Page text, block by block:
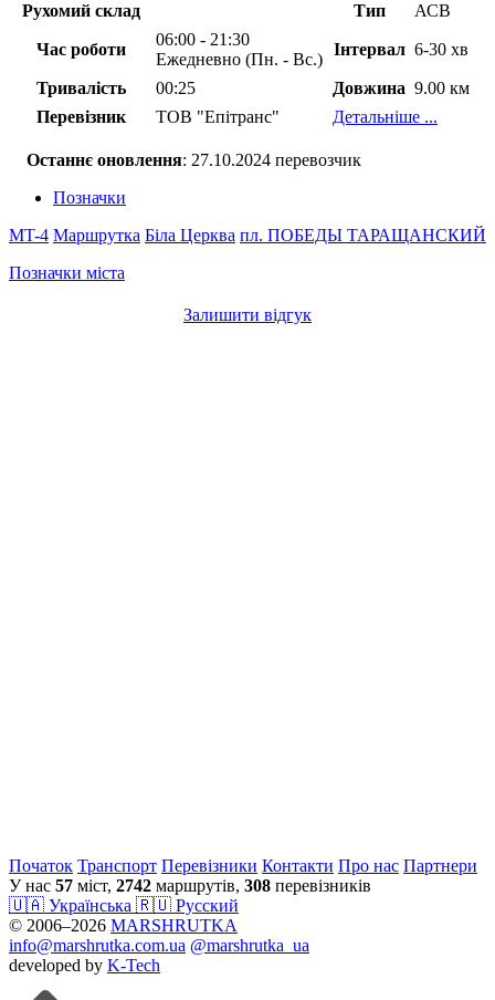
Рухомий склад Тип АСВ
Час роботи
06:00 - 21:30
Ежедневно (Пн. - Вс.)
Інтервал 6-30 хв
Тривалість 00:25 Довжина 9.00 км
Перевізник
ТОВ "Епітранс" Детальніше ...
Останнє оновлення: 27.10.2024 перевозчик
Позначки
MT-4 Маршрутка Біла Церква пл. ПОБЕДЫ ТАРАЩАНСКИЙ
Позначки міста
Залишити відгук
Початок Транспорт Перевiзники Контакти Про нас Партнери
У нас 57 міст, 2742 маршрутів, 308 перевізників
🇺🇦 Українська 🇷🇺 Русский
© 2006–2026 MARSHRUTKA
info@marshrutka.com.ua @marshrutka_ua
developed by K-Tech